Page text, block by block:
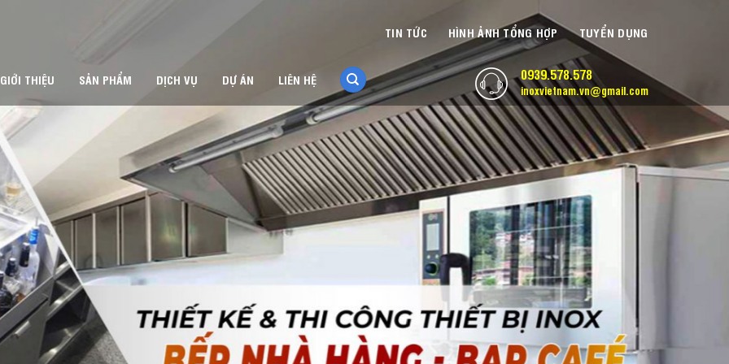
GIỚI THIỆU SẢN PHẨM DỊCH VỤ DỰ ÁN LIÊN HỆ 0939.578.578
inoxvietnam.vn@gmail.com
TIN TỨC HÌNH ẢNH TỔNG HỢP TUYỂN DỤNG